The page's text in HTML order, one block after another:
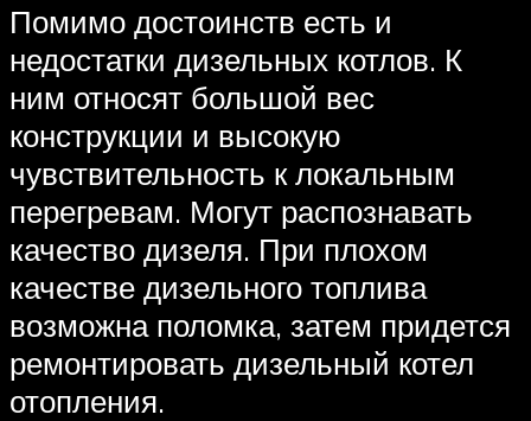
Помимо достоинств есть и
недостатки дизельных котлов. К
ним относят большой вес
конструкции и высокую
чувствительность к локальным
перегревам. Могут распознавать
качество дизеля. При плохом
качестве дизельного топлива
возможна поломка, затем придется
ремонтировать дизельный котел
отопления.